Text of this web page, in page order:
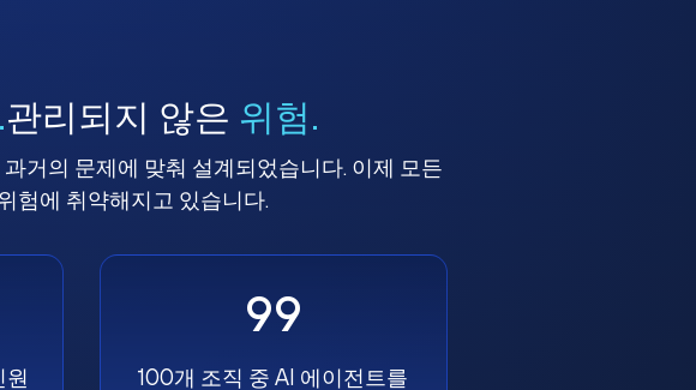
관리되지 않은 위험.
거의 문제에 맞춰 설계되었습니다. 이제 모든
험에 취약해지고 있습니다.
99
100개 조직 중 AI 에이전트를